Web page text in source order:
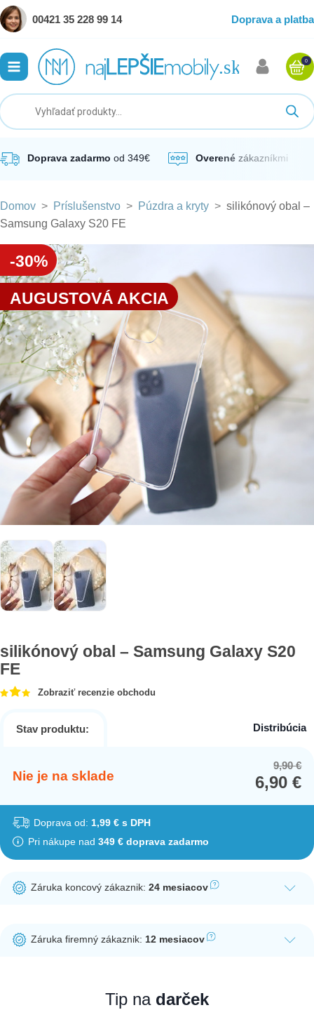
00421 35 228 99 14 Doprava a platba
0
Doprava zadarmo od 349€ Overené zákazníkmi
Domov > Príslušenstvo > Púzdra a kryty > silikónový obal –
Samsung Galaxy S20 FE
-30%
AUGUSTOVÁ AKCIA
silikónový obal – Samsung Galaxy S20
FE
Zobraziť recenzie obchodu
Stav produktu: Distribúcia
Nie je na sklade
9,90€
6,90€
Doprava od: 1,99 € s DPH
Pri nákupe nad 349 € doprava zadarmo
Záruka koncový zákaznik:24 mesiacov
potrebná registrácia zákazníckeho účtu.
Záruka firemný zákaznik:12 mesiacov
nakupovať ako firemný zákazník, musíte sa pred nákupom
registrovať. Registrácia podlieha overeniu.
Tip nadarček